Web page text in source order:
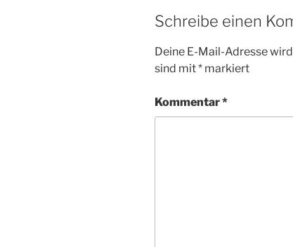
Schreibe einen
Deine E-Mail-Adresse
sind mit* markiert
Kommentar*